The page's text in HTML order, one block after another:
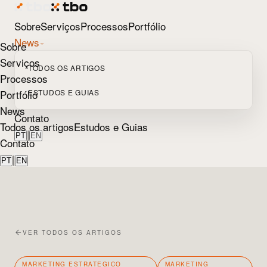
SobreServiçosProcessosPortfólio
News
TODOS OS ARTIGOS
ESTUDOS E GUIAS
Contato
PT | EN
Sobre
Serviços
Processos
Portfólio
News
Todos os artigosEstudos e Guias
Contato
PT | EN
VER TODOS OS ARTIGOS
MARKETING ESTRATEGICO
MARKETING